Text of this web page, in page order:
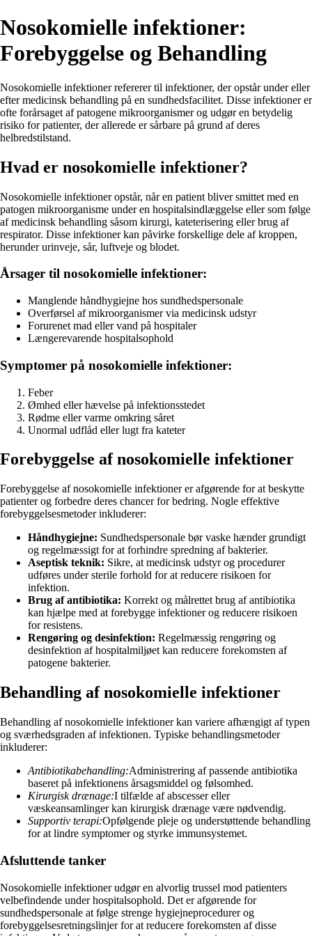
Nosokomielle infektioner:
Forebyggelse og Behandling
Nosokomielle infektioner refererer til infektioner, der opstår under eller
efter medicinsk behandling på en sundhedsfacilitet. Disse infektioner er
ofte forårsaget af patogene mikroorganismer og udgør en betydelig
risiko for patienter, der allerede er sårbare på grund af deres
helbredstilstand.
Hvad er nosokomielle infektioner?
Nosokomielle infektioner opstår, når en patient bliver smittet med en
patogen mikroorganisme under en hospitalsindlæggelse eller som følge
af medicinsk behandling såsom kirurgi, kateterisering eller brug af
respirator. Disse infektioner kan påvirke forskellige dele af kroppen,
herunder urinveje, sår, luftveje og blodet.
Årsager til nosokomielle infektioner:
Manglende håndhygiejne hos sundhedspersonale
Overførsel af mikroorganismer via medicinsk udstyr
Forurenet mad eller vand på hospitaler
Længerevarende hospitalsophold
Symptomer på nosokomielle infektioner:
Feber
Ømhed eller hævelse på infektionsstedet
Rødme eller varme omkring såret
Unormal udflåd eller lugt fra kateter
Forebyggelse af nosokomielle infektioner
Forebyggelse af nosokomielle infektioner er afgørende for at beskytte
patienter og forbedre deres chancer for bedring. Nogle effektive
forebyggelsesmetoder inkluderer:
Håndhygiejne: Sundhedspersonale bør vaske hænder grundigt
og regelmæssigt for at forhindre spredning af bakterier.
Aseptisk teknik: Sikre, at medicinsk udstyr og procedurer
udføres under sterile forhold for at reducere risikoen for
infektion.
Brug af antibiotika: Korrekt og målrettet brug af antibiotika
kan hjælpe med at forebygge infektioner og reducere risikoen
for resistens.
Rengøring og desinfektion: Regelmæssig rengøring og
desinfektion af hospitalmiljøet kan reducere forekomsten af ​​
patogene bakterier.
Behandling af nosokomielle infektioner
Behandling af nosokomielle infektioner kan variere afhængigt af typen
og sværhedsgraden af infektionen. Typiske behandlingsmetoder
inkluderer:
Antibiotikabehandling:Administrering af passende antibiotika
baseret på infektionens årsagsmiddel og følsomhed.
Kirurgisk drænage:I tilfælde af abscesser eller
væskeansamlinger kan kirurgisk drænage være nødvendig.
Supportiv terapi:Opfølgende pleje og understøttende behandling
for at lindre symptomer og styrke immunsystemet.
Afsluttende tanker
Nosokomielle infektioner udgør en alvorlig trussel mod patienters
velbefindende under hospitalsophold. Det er afgørende for
sundhedspersonale at følge strenge hygiejneprocedurer og
forebyggelsesretningslinjer for at reducere forekomsten af ​​disse